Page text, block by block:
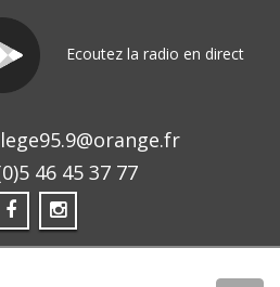
Ecoutez la radio en direct
46 45 37 77